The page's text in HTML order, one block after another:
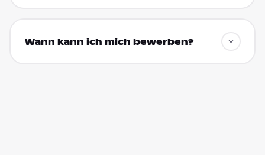
Wann kann ich mich bewerben?